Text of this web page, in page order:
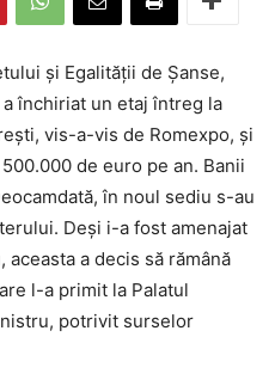
și Egalității de Șanse,
închiriat un etaj întreg la
vis-a-vis de Romexpo, și
de euro pe an. Banii
în noul sediu s-au
Deși i-a fost amenajat
a decis să rămână
l-a primit la Palatul
potrivit surselor